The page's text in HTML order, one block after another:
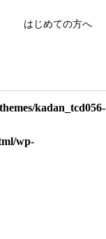
はじめての方へ
kadan_tcd056-
wp-